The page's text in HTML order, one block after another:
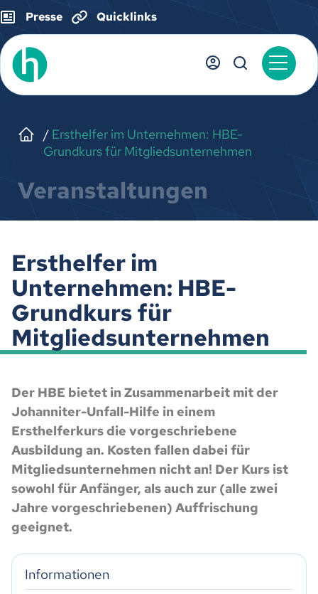
Presse Quicklinks
Ersthelfer im Unternehmen: HBE-
Grundkurs für Mitgliedsunternehmen
Veranstaltungen
Ersthelfer im
Unternehmen: HBE-
Grundkurs für
Mitgliedsunternehmen
Der HBE bietet in Zusammenarbeit mit der
Johanniter-Unfall-Hilfe in einem
Ersthelferkurs die vorgeschriebene
Ausbildung an. Kosten fallen dabei für
Mitgliedsunternehmen nicht an! Der Kurs ist
sowohl für Anfänger, als auch zur (alle zwei
Jahre vorgeschriebenen) Auffrischung
geeignet.
Informationen